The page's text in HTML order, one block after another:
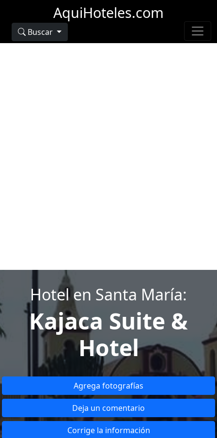
AquiHoteles.com
Buscar
Hotel en Santa María:
Kajaca Suite &
Hotel
Agrega fotografías
Deja un comentario
Corrige la información